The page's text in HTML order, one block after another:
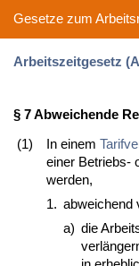
Gesetze zum
Arbeitszeitgesetz
§ 7 Abweichende
(1)
In einem
einer Betriebs-
werden,
1. abweichend
a) die